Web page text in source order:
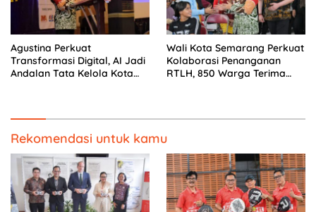
Agustina Perkuat
Transformasi Digital, AI Jadi
Andalan Tata Kelola Kota
Wali Kota Semarang Perkuat
Kolaborasi Penanganan
RTLH, 850 Warga Terima
Rekomendasi untuk kamu